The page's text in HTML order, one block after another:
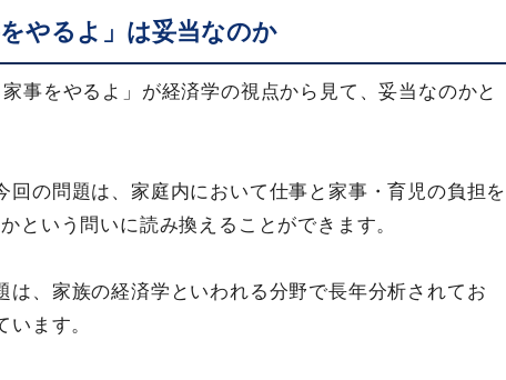
やるよ」は妥当なのか
事をやるよ」が経済学の視点から見て、妥当なのかと
回の問題は、家庭内において仕事と家事・育児の負担を
という問いに読み換えることができます。
は、家族の経済学といわれる分野で長年分析されてお
ます。